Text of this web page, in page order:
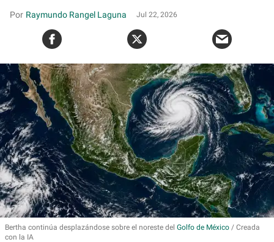
Raymundo Rangel Laguna Jul 22, 2026
Bertha continúa desplazándose sobre el noreste del Golfo de México
Creada
con la IA